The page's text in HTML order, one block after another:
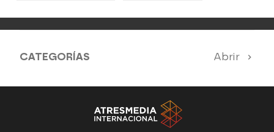
CATEGORÍAS Abrir
Antena 3 Noticias El Hormiguero
La Ruleta de la Suerte Tu cara me suena